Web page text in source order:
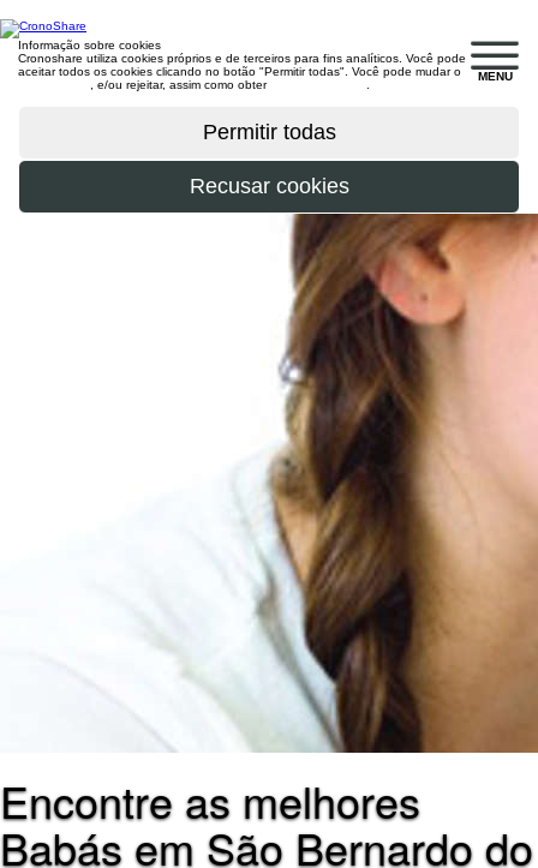
MENU
Informação sobre cookies
Cronoshare utiliza cookies próprios e de terceiros para fins analíticos. Você pode
aceitar todos os cookies clicando no botão "Permitir todas". Você pode mudar o
, e/ou rejeitar, assim como obter
Encontre as melhores
Babás em São Bernardo do